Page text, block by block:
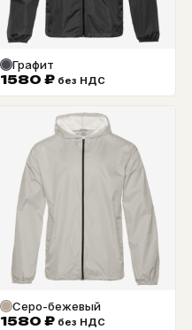
Графит
1580₽ без НДС
Серо-бежевый
1580₽ без НДС